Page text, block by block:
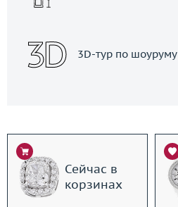
3D-тур по шоуруму
Сейчас в
корзинах